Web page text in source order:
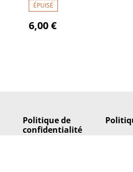
ÉPUISÉ
6,00 €
Politique de
confidentialité